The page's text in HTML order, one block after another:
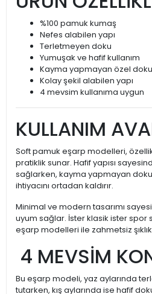
%100 pamuk kumaş
Nefes alabilen yapı
Terletmeyen doku
Yumuşak ve hafif kullanım
Kayma yapmayan özel
Kolay şekil alabilen yapı
4 mevsim kullanıma uygun
KULLANIM
Soft pamuk eşarp modelleri,
pratiklik sunar. Hafif yapısı
sağlarken, kayma yapmayan
ihtiyacını ortadan kaldırır.
Minimal ve modern tasarımı
uyum sağlar. İster klasik ister spor
eşarp modelleri ile zahmetsiz
4 MEVSİM
Bu eşarp modeli, yaz aylarında
tutarken, kış aylarında ise hafif